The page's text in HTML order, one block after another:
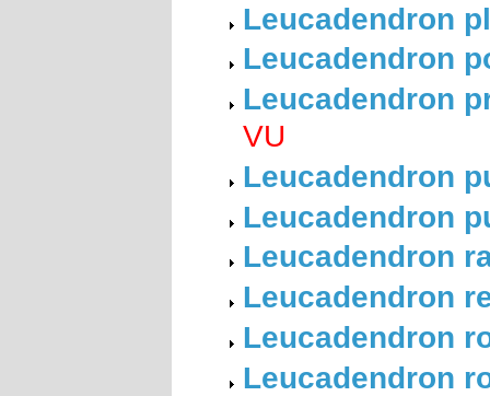
Leucadendron
Leucadendron
Leucadendron
VU
Leucadendron
Leucadendron
Leucadendron
Leucadendron
Leucadendron
Leucadendron